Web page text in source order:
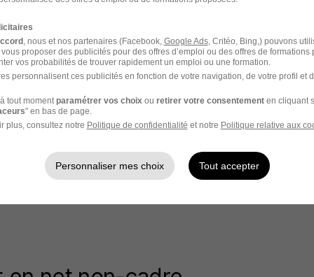
en retirant les cotisations sociales (retraite, chômage,
: Salaire net = Salaire brut - (Salaire brut × Taux de
cadre, avec un taux moyen de cotisations de 20,4 % :
- (2 400 × 20,4 %)
490,57
: votre convention collective, votre mutuelle ou
varier.
, nous et nos partenaires (Facebook, Google Ads, Critéo, Bing,) pouvons
proposer des publicités pour des offres d’emploi ou des offres de formations
vos probabilités de trouver rapidement un emploi ou une formation.
personnalisent ces publicités en fonction de votre navigation, de votre profil et
tout moment paramétrer vos choix ou retirer votre consentementen cliquant
" en bas de page.
plus, consultez notre Politique de confidentialité et notre Politique relative aux
Personnaliser mes choix Tout accepter